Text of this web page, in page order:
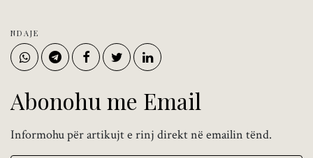
NDAJE
Abonohu me Email
Informohu për artikujt e rinj direkt në emailin tënd.